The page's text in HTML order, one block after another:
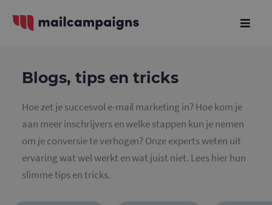
Blogs, tips en tricks
Hoe zet je succesvol e-mail marketing in? Hoe kom je
aan meer inschrijvers en welke stappen kun je nemen
om je conversie te verhogen? Onze experts weten uit
ervaring wat wel werkt en wat juist niet. Lees hier hun
slimme tips en tricks.